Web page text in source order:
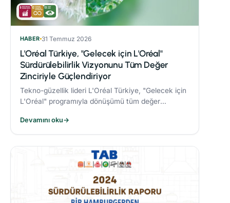
HABER 31 Temmuz 2026
L'Oréal Türkiye, "Gelecek için L'Oréal"
Sürdürülebilirlik Vizyonunu Tüm Değer
Zinciriyle Güçlendiriyor
Tekno-güzellik lideri L'Oréal Türkiye, "Gelecek için
L'Oréal" programıyla dönüşümü tüm değer
Devamını oku→